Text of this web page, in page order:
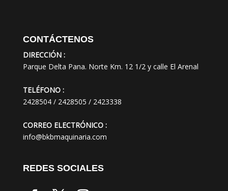
CONTÁCTENOS
DIRECCIÓN :
Parque Delta Pana. Norte Km. 12 1/2 y calle El Arenal
TELÉFONO :
2428504 / 2428505 / 2423338
CORREO ELECTRÓNICO :
info@bkbmaquinaria.com
REDES SOCIALES